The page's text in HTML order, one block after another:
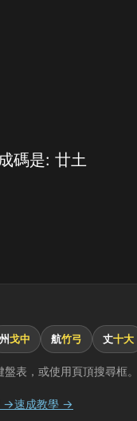
碼是: 廿土
州戈中 航竹弓 丈十大
表，或使用頁頂搜尋框。
→速成教學 →